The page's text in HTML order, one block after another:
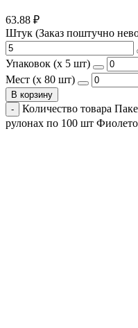
63.88 ₽
Штук (Заказ поштучно
Упаковок (x 5 шт)
Мест (x 80 шт)
В корзину
Количество товара
рулонах по 100 шт